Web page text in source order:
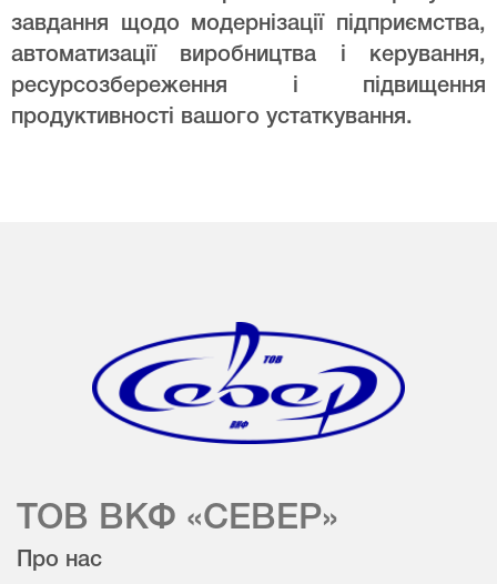
завдання щодо модернізації підприємства,
автоматизації виробництва і керування,
ресурсозбереження і підвищення
продуктивності вашого устаткування.
ТОВ ВКФ «СЕВЕР»
Про нас